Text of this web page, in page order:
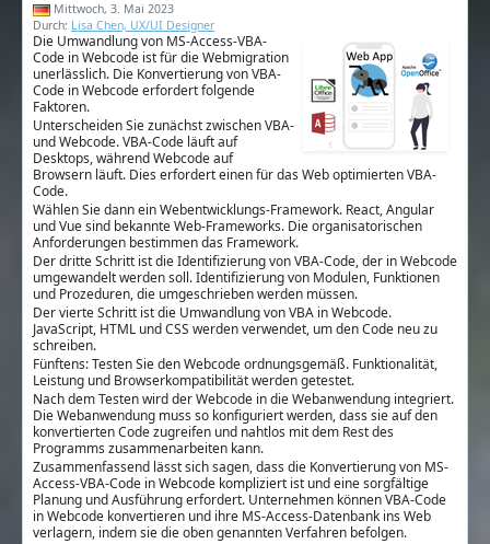
Mittwoch, 3. Mai 2023
Durch: Lisa Chen, UX/UI Designer
Die Umwandlung von MS-Access-VBA-
Code in Webcode ist für die Webmigration
unerlässlich. Die Konvertierung von VBA-
Code in Webcode erfordert folgende
Faktoren.
Unterscheiden Sie zunächst zwischen VBA-
und Webcode. VBA-Code läuft auf
Desktops, während Webcode auf
Browsern läuft. Dies erfordert einen für das Web optimierten VBA-
Code.
Wählen Sie dann ein Webentwicklungs-Framework. React, Angular
und Vue sind bekannte Web-Frameworks. Die organisatorischen
Anforderungen bestimmen das Framework.
Der dritte Schritt ist die Identifizierung von VBA-Code, der in Webcode
umgewandelt werden soll. Identifizierung von Modulen, Funktionen
und Prozeduren, die umgeschrieben werden müssen.
Der vierte Schritt ist die Umwandlung von VBA in Webcode.
JavaScript, HTML und CSS werden verwendet, um den Code neu zu
schreiben.
Fünftens: Testen Sie den Webcode ordnungsgemäß. Funktionalität,
Leistung und Browserkompatibilität werden getestet.
Nach dem Testen wird der Webcode in die Webanwendung integriert.
Die Webanwendung muss so konfiguriert werden, dass sie auf den
konvertierten Code zugreifen und nahtlos mit dem Rest des
Programms zusammenarbeiten kann.
Zusammenfassend lässt sich sagen, dass die Konvertierung von MS-
Access-VBA-Code in Webcode kompliziert ist und eine sorgfältige
Planung und Ausführung erfordert. Unternehmen können VBA-Code
in Webcode konvertieren und ihre MS-Access-Datenbank ins Web
verlagern, indem sie die oben genannten Verfahren befolgen.